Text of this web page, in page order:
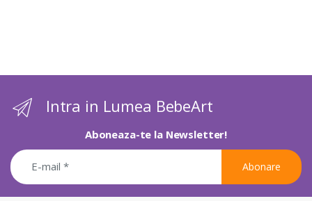
Intra in Lumea BebeArt
Aboneaza-te la Newsletter!
Abonare